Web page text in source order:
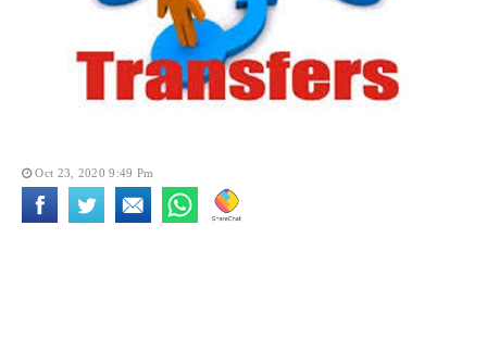
Oct 23, 2020 9:49 Pm